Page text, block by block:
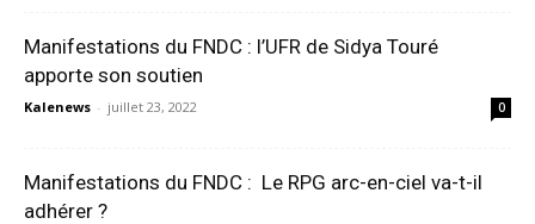
Manifestations du FNDC : l’UFR de Sidya Touré
apporte son soutien
Kalenews - juillet 23, 2022 0
Manifestations du FNDC : Le RPG arc-en-ciel va-t-il
adhérer ?